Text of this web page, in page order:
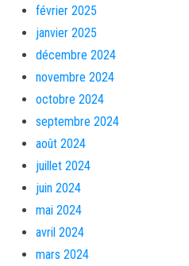
février 2025
janvier 2025
décembre 2024
novembre 2024
octobre 2024
septembre 2024
août 2024
juillet 2024
juin 2024
mai 2024
avril 2024
mars 2024